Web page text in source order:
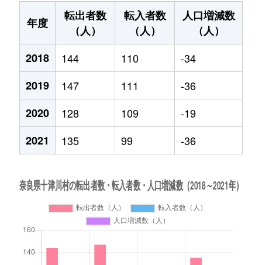
年度
転出者数
（人）
転入者数
（人）
人口増減数
（人）
2018
144 110
-34
2019
147 111
-36
2020
128 109
-19
2021
135 99 -36